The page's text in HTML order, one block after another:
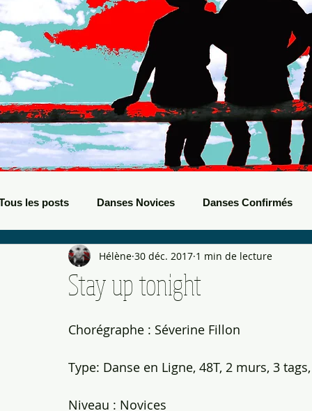
les posts Danses Novices Danses Confirmés
Danses Débutants Evènements Boots Bals de
Stay up tonight
Hélène 30 déc. 2017 1 min de lecture
Chorégraphe : Séverine Fillon
Type: Danse en Ligne, 48T, 2 murs, 3
Niveau : Novices